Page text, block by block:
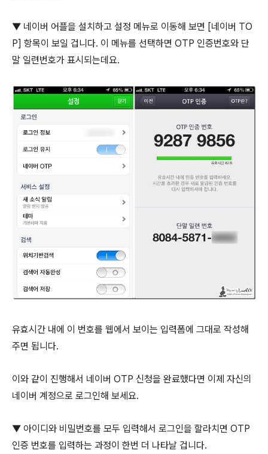
▼ 네이버 어플을 설치하고 설정 메뉴로 이동해 보면 [네이버 TO
P] 항목이 보일 겁니다. 이 메뉴를 선택하면 OTP 인증번호와 단
말 일련번호가 표시되는데요.
유효시간 내에 이 번호를 웹에서 보이는 입력폼에 그대로 작성해
주면 됩니다.
이와 같이 진행해서 네이버 OTP 신청을 완료했다면 이제 자신의
네이버 계정으로 로그인해 보세요.
▼ 아이디와 비밀번호를 모두 입력해서 로그인을 할라치면 OTP
인증 번호를 입력하는 과정이 한번 더 나타날 겁니다.